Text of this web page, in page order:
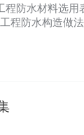
程防水材料选
程防水构造做